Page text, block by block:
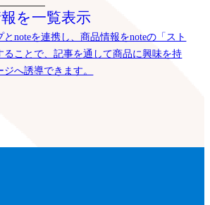
を一覧表示
noteを連携し、商品情報をnoteの「スト
ることで、記事を通して商品に興味を持
へ誘導できます。